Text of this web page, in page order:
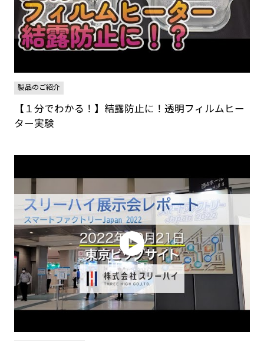
製品のご紹介
【１分でわかる！】結露防止に！透明フィルムヒー
ター実験